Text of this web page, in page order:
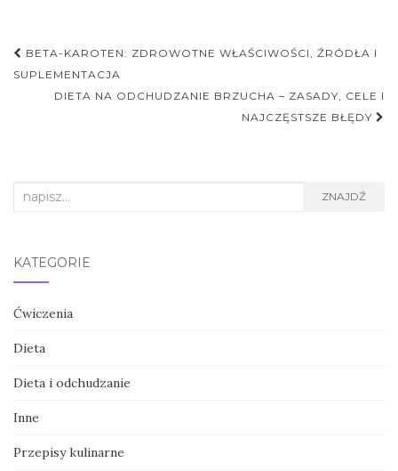
Nawigacja
postu
BETA-KAROTEN: ZDROWOTNE WŁAŚCIWOŚCI, ŹRÓDŁA I
SUPLEMENTACJA
DIETA NA ODCHUDZANIE BRZUCHA – ZASADY, CELE I
NAJCZĘSTSZE BŁĘDY
Search
ZNAJDŹ
KATEGORIE
Ćwiczenia
Dieta
Dieta i odchudzanie
Inne
Przepisy kulinarne